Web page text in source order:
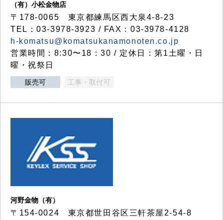
（有）小松金物店
〒178-0065 東京都練馬区西大泉4-8-23
TEL：03-3978-3923 / FAX：03-3978-4128
h-komatsu@komatsukanamonoten.co.jp
営業時間：8:30〜18：30 / 定休日：第1土曜・日
曜・祝祭日
販売可 工事・取付可
河野金物（有）
〒154-0024 東京都世田谷区三軒茶屋2-54-8